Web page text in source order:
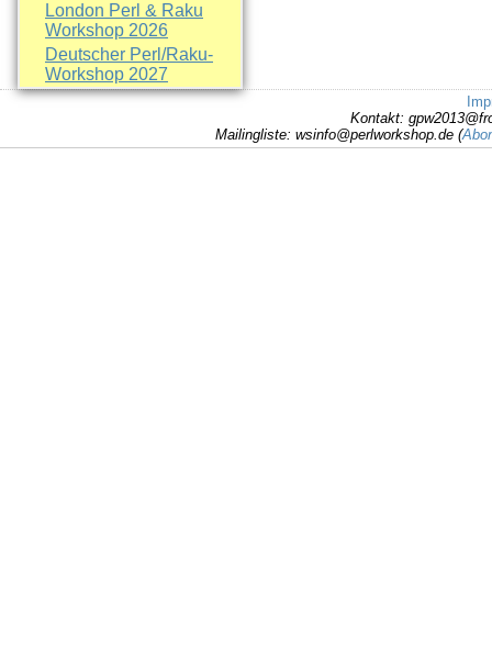
London Perl & Raku
Workshop 2026
Deutscher Perl/Raku-
Workshop 2027
Kontakt:
Mailingliste: wsinfo@perlworkshop.de (